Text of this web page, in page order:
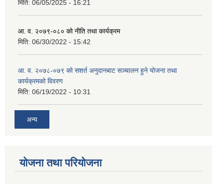
मिति: 06/05/2025 - 16:21
आ. व. २०७९-०८० को नीति तथा कार्यक्रम
मिति: 06/30/2022 - 15:42
आ. व. २०७८-०७९ को सशर्त अनुदानबाट सञ्चालन हुने योजना तथा
कार्यक्रमको विवरण
मिति: 06/19/2022 - 10:31
अन्य
योजना तथा परियोजना